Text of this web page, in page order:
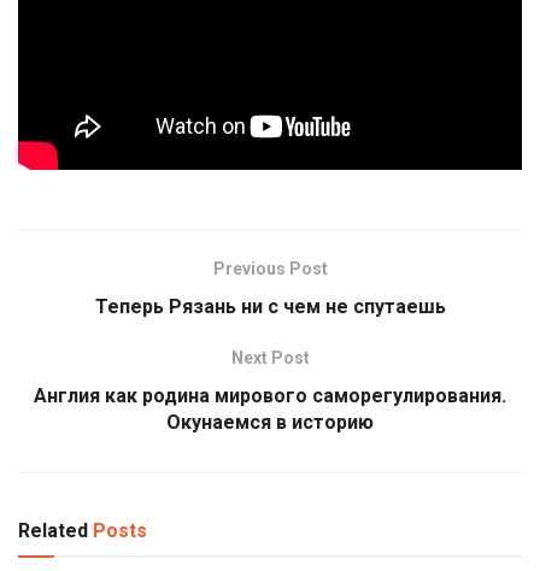
Previous Post
Теперь Рязань ни с чем не спутаешь
Next Post
Англия как родина мирового саморегулирования.
Окунаемся в историю
Related Posts